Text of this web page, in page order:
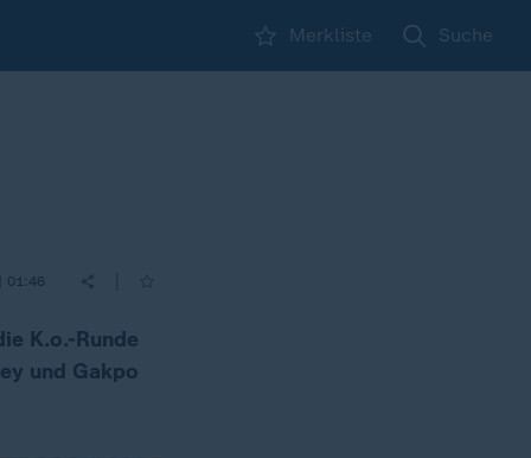
Merkliste Suche
01:46
K.o.-Runde
und Gakpo